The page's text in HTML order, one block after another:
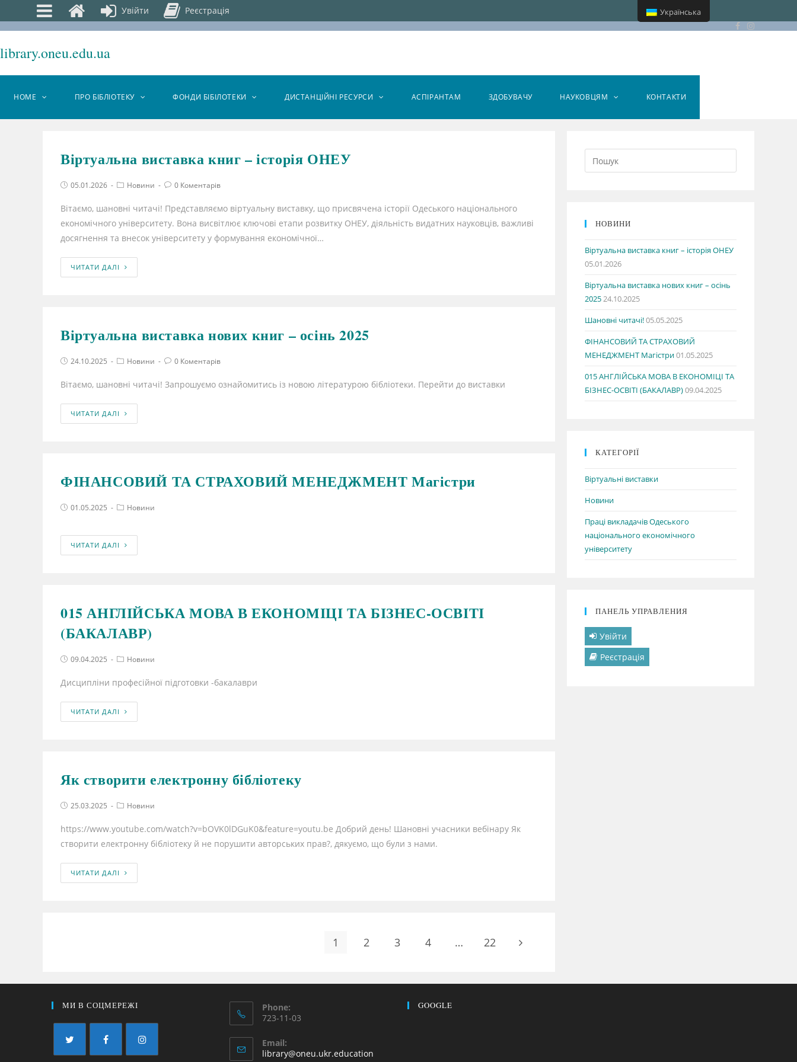
library.oneu.edu.ua
HOME ПРО БІБЛІОТЕКУ ФОНДИ БІБІЛОТЕКИ ДИСТАНЦІЙНІ РЕСУРСИ АСПІРАНТАМ ЗДОБУВАЧУ НАУКОВЦЯМ КОНТАКТИ
Віртуальна виставка книг – історія ОНЕУ
05.01.2026 Новини 0 Коментарів
Вітаємо, шановні читачі! Представляємо віртуальну виставку, що присвячена історії Одеського національного
економічного університету. Вона висвітлює ключові етапи розвитку ОНЕУ, діяльність видатних науковців, важливі
досягнення та внесок університету у формування економічної…
ЧИТАТИ ДАЛІ
Віртуальна виставка нових книг – осінь 2025
24.10.2025 Новини 0 Коментарів
Вітаємо, шановні читачі! Запрошуємо ознайомитись із новою літературою бібліотеки. Перейти до виставки
ЧИТАТИ ДАЛІ
ФІНАНСОВИЙ ТА СТРАХОВИЙ МЕНЕДЖМЕНТ Магістри
01.05.2025 Новини
ЧИТАТИ ДАЛІ
015 АНГЛІЙСЬКА МОВА В ЕКОНОМІЦІ ТА БІЗНЕС-ОСВІТІ
(БАКАЛАВР)
09.04.2025 Новини
Дисципліни професійної підготовки -бакалаври
ЧИТАТИ ДАЛІ
Як створити електронну бібліотеку
25.03.2025 Новини
https://www.youtube.com/watch?v=bOVK0lDGuK0&feature=youtu.be Добрий день! Шановні учасники вебінару Як
створити електронну бібліотеку й не порушити авторських прав?, дякуємо, що були з нами.
ЧИТАТИ ДАЛІ
1 2 3 4 … 22
НОВИНИ
Віртуальна виставка книг – історія ОНЕУ
05.01.2026
Віртуальна виставка нових книг – осінь
202524.10.2025
Шановні читачі!05.05.2025
ФІНАНСОВИЙ ТА СТРАХОВИЙ
МЕНЕДЖМЕНТ Магістри01.05.2025
015 АНГЛІЙСЬКА МОВА В ЕКОНОМІЦІ ТА
БІЗНЕС-ОСВІТІ (БАКАЛАВР)09.04.2025
КАТЕГОРІЇ
Віртуальні виставки
Новини
Праці викладачів Одеського
національного економічного
університету
ПАНЕЛЬ УПРАВЛЕНИЯ
Увійти
Реєстрація
МИ В СОЦМЕРЕЖІ
Phone:
723-11-03
Email:
library@oneu.ukr.education
GOOGLE
Увійти Реєстрація Українська